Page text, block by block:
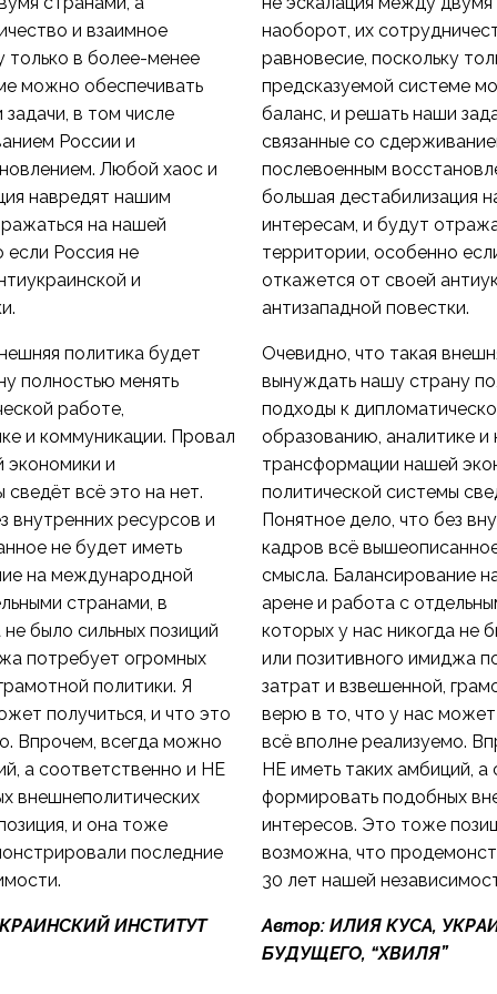
и взаимное
только в более-менее
можно обеспечивать
в том числе
России и
Любой хаос и
навредят нашим
на нашей
если Россия не
и
политика будет
полностью менять
работе,
и коммуникации. Провал
и
всё это на нет.
внутренних ресурсов и
не будет иметь
на международной
странами, в
было сильных позиций
потребует огромных
политики. Я
получиться, и что это
Впрочем, всегда можно
а соответственно и НЕ
внешнеполитических
и она тоже
последние
ИНСТИТУТ
наоборот, их
равновесие, поскольку
предсказуемой системе
баланс, и решать наши
связанные со
послевоенным
большая дестабилизация
интересам, и будут
территории, особенно
откажется от своей
антизападной повестки.
Очевидно, что такая
вынуждать нашу страну
подходы к
образованию, аналитике
трансформации нашей
политической системы
Понятное дело, что без
кадров всё
смысла. Балансирование
арене и работа с
которых у нас никогда не
или позитивного имиджа
затрат и взвешенной,
верю в то, что у нас может
всё вполне реализуемо.
НЕ иметь таких амбиций,
формировать подобных
интересов. Это тоже
возможна, что
30 лет нашей
Автор: ИЛИЯ КУСА,
БУДУЩЕГО, “ХВИЛЯ”